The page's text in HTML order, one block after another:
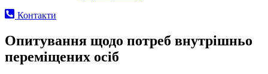
Контакти
Опитування щодо потреб внутрішньо
переміщених осіб